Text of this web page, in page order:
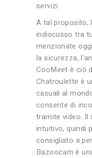
servizi.
A tal proposito,
indiscusso tra
menzionate
la sicurezza,
CooMeet è ciò
Chatroulette è
casuali al
consente di
tramite video. Il
intuitivo, quindi
consigliato a
Bazoocam è